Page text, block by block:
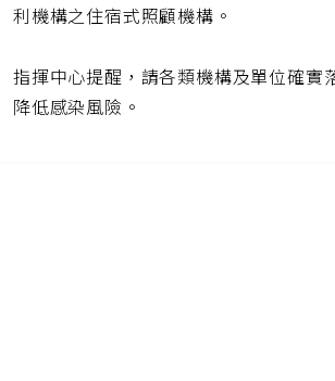
利機構之住宿式照顧機構。
指揮中心提醒，請各類機構及單位確實
降低感染風險。